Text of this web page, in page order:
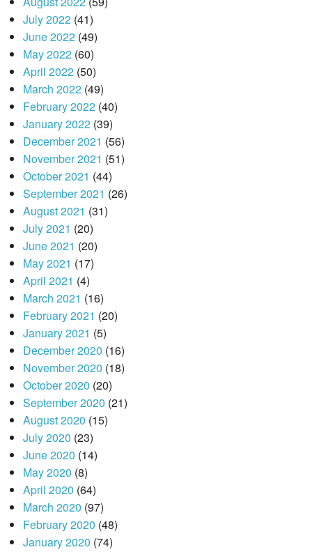
July 2022(41)
June 2022(49)
May 2022(60)
April 2022(50)
March 2022(49)
February 2022(40)
January 2022(39)
December 2021 (56)
November 2021 (51)
October 2021 (44)
September 2021 (26)
August 2021 (31)
July 2021 (20)
June 2021 (20)
May 2021 (17)
April 2021 (4)
March 2021 (16)
February 2021 (20)
January 2021 (5)
December 2020 (16)
November 2020 (18)
October 2020 (20)
September 2020 (21)
August 2020 (15)
July 2020 (23)
June 2020 (14)
May 2020 (8)
April 2020 (64)
March 2020 (97)
February 2020 (48)
January 2020 (74)